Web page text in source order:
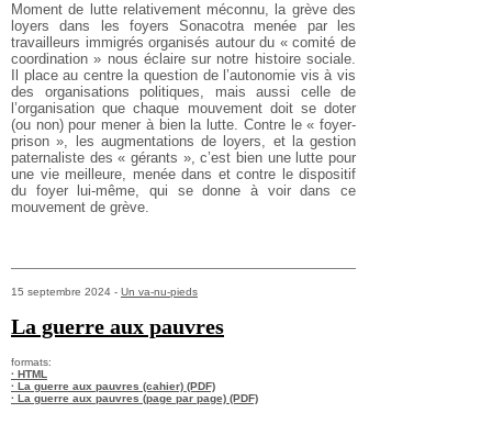
Moment de lutte relativement méconnu, la grève des
loyers dans les foyers Sonacotra menée par les
travailleurs immigrés organisés autour du « comité de
coordination » nous éclaire sur notre histoire sociale.
Il place au centre la question de l’autonomie vis à vis
des organisations politiques, mais aussi celle de
l’organisation que chaque mouvement doit se doter
(ou non) pour mener à bien la lutte. Contre le « foyer-
prison », les augmentations de loyers, et la gestion
paternaliste des « gérants », c’est bien une lutte pour
une vie meilleure, menée dans et contre le dispositif
du foyer lui-même, qui se donne à voir dans ce
mouvement de grève.
15 septembre 2024 - Un va-nu-pieds
La guerre aux pauvres
formats:
· HTML
· La guerre aux pauvres (cahier) (PDF)
· La guerre aux pauvres (page par page) (PDF)